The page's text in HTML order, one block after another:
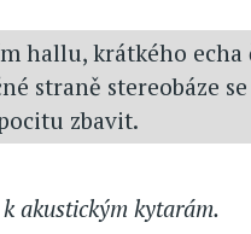
hallu, krátkého echa
straně stereobáze
zbavit.
akustickým kytarám.